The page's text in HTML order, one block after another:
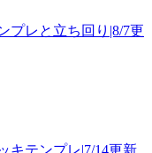
プレと立ち回り|8/7更
キテンプレ|7/14更新